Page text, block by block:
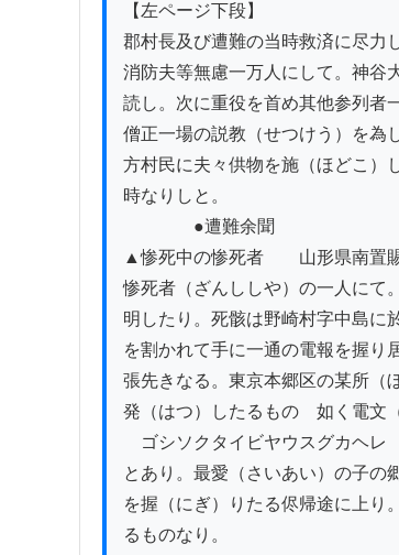
【左ページ下段】
郡村長及び遭難の当時救済に尽力
消防夫等無慮一万人にして。神谷
読し。次に重役を首め其他参列者
僧正一場の説教（せつけう）を為
方村民に夫々供物を施（ほどこ）
時なりしと。
●遭難余聞
▲惨死中の惨死者　　山形県南置
惨死者（ざんししや）の一人にて
明したり。死骸は野崎村字中島に
を割かれて手に一通の電報を握り
張先きなる。東京本郷区の某所（
発（はつ）したるものゝ如く電文
ゴシソクタイビヤウスグカヘレ
とあり。最愛（さいあい）の子の
を握（にぎ）りたる侭帰途に上り
るものなり。